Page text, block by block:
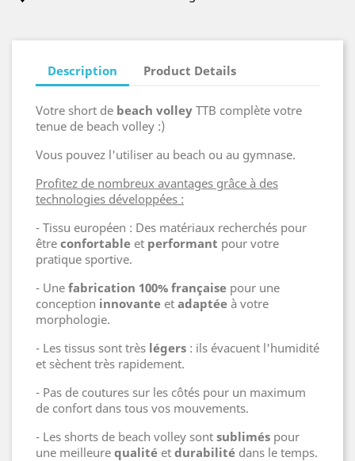
Description Product Details
Votre short de beach volley TTB complète votre
tenue de beach volley :)
Vous pouvez l'utiliser au beach ou au gymnase.
Profitez de nombreux avantages grâce à des
technologies développées :
- Tissu européen : Des matériaux recherchés pour
être confortable et performant pour votre
pratique sportive.
- Une fabrication 100% française pour une
conception innovante et adaptée à votre
morphologie.
- Les tissus sont très légers : ils évacuent l'humidité
et sèchent très rapidement.
- Pas de coutures sur les côtés pour un maximum
de confort dans tous vos mouvements.
- Les shorts de beach volley sont sublimés pour
une meilleure qualité et durabilité dans le temps.